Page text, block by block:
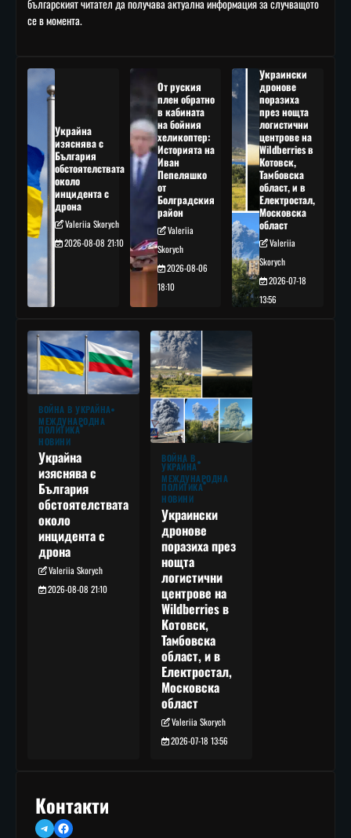
се в момента.
Украйна
изяснява с
България
обстоятелствата
около
инцидента с
дрона
Valeriia Skorych
2026-08-08 21:10
От руския
плен обратно
в кабината
на бойния
хеликоптер:
Историята на
Иван
Пепеляшко
от
Болградския
район
Valeriia
Skorych
2026-08-06
18:10
Украински
дронове
поразиха
през нощта
логистични
центрове на
Wildberries в
Котовск,
Тамбовска
област, и в
Електростал,
Московска
област
Valeriia
Skorych
2026-07-18
13:56
ВОЙНА В УКРАЙНА
МЕЖДУНАРОДНА
ПОЛИТИКА
НОВИНИ
Украйна
изяснява с
България
обстоятелствата
около
инцидента с
дрона
Valeriia Skorych
2026-08-08 21:10
ВОЙНА В
УКРАЙНА
МЕЖДУНАРОДНА
ПОЛИТИКА
НОВИНИ
Украински
дронове
поразиха през
нощта
логистични
центрове на
Wildberries в
Котовск,
Тамбовска
област, и в
Електростал,
Московска
област
Valeriia Skorych
2026-07-18 13:56
Контакти
TelegramFacebook